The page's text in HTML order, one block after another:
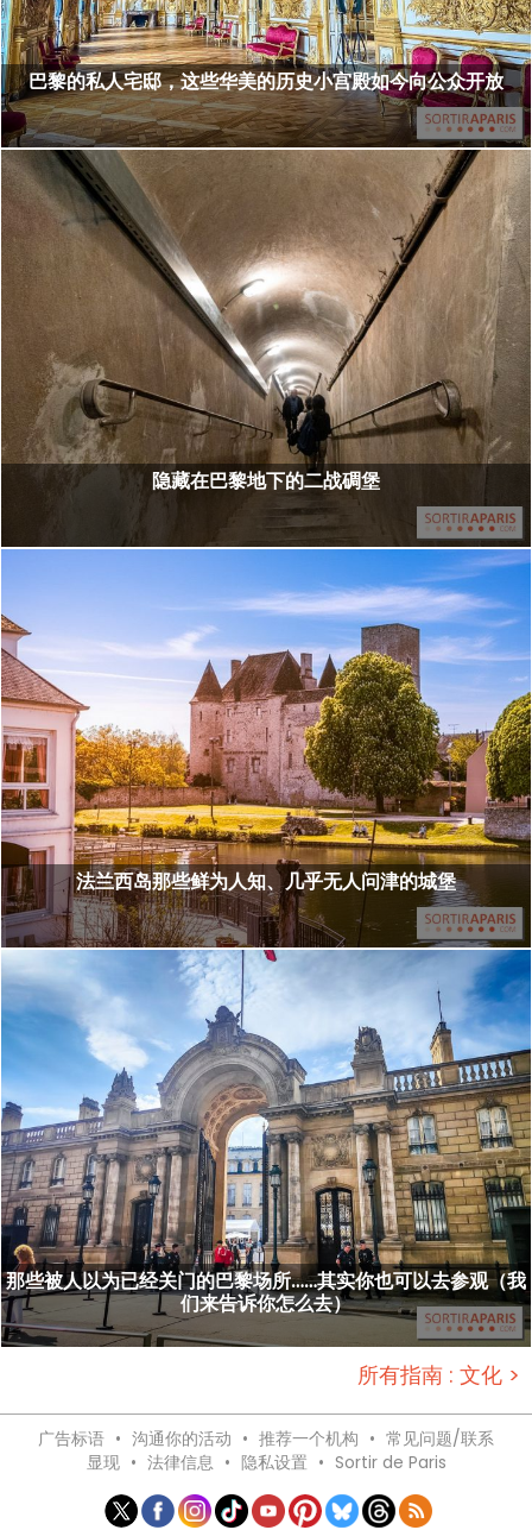
巴黎的私人宅邸，这些华美的历史小宫殿如今向公众开放
隐藏在巴黎地下的二战碉堡
法兰西岛那些鲜为人知、几乎无人问津的城堡
那些被人以为已经关门的巴黎场所……其实你也可以去参观（我
们来告诉你怎么去）
所有指南 : 文化 >
广告标语 • 沟通你的活动 • 推荐一个机构 • 常见问题/联系
显现 • 法律信息 • 隐私设置 • Sortir de Paris